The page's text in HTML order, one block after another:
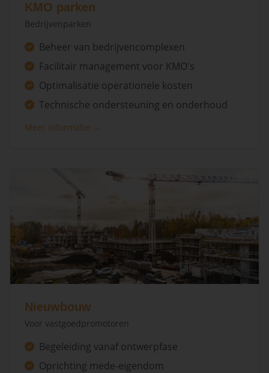
KMO parken
Bedrijvenparken
Beheer van bedrijvencomplexen
Facilitair management voor KMO's
Optimalisatie operationele kosten
Technische ondersteuning en onderhoud
Meer informatie →
Nieuwbouw
Voor vastgoedpromotoren
Begeleiding vanaf ontwerpfase
Oprichting mede-eigendom